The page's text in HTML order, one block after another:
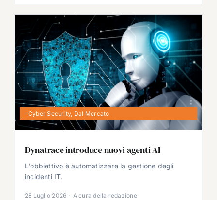
Cyber Security, Dal Mercato
Dynatrace introduce nuovi agenti AI
L'obbiettivo è automatizzare la gestione degli
incidenti IT.
28 Luglio 2026 · A cura della redazione